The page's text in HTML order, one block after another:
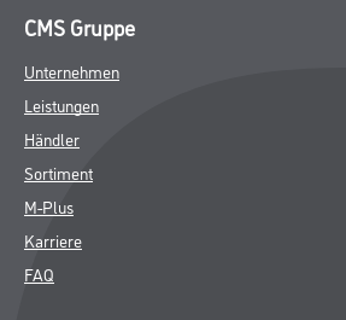
CMS Gruppe
Unternehmen
Leistungen
Händler
Sortiment
M-Plus
Karriere
FAQ